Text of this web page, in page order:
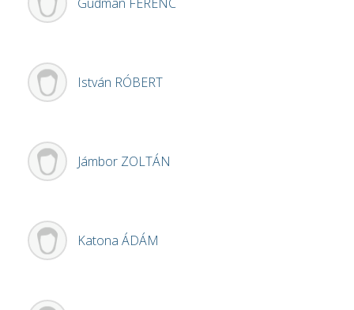
István RÓBERT
Jámbor ZOLTÁN
Katona ÁDÁM